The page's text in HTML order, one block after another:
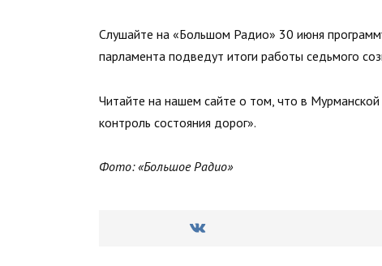
Слушайте на «Большом Радио» 30 июня
парламента подведут итоги работы седьмого
Читайте на нашем сайте о том, что в
контроль состояния дорог».
Фото: «Большое Радио»